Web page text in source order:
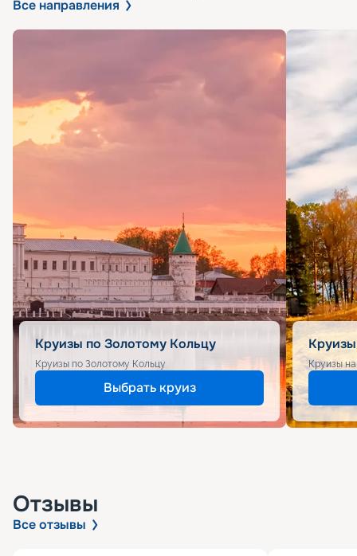
Все направления
Круизы по Золотому Кольцу
Круизы по Золотому Кольцу
Выбрать круиз
Круизы
Отзывы
Все отзывы